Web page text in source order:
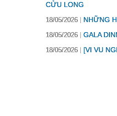
CỬU LONG
18/05/2026 NHỮNG
18/05/2026 GALA
18/05/2026 [VI VU